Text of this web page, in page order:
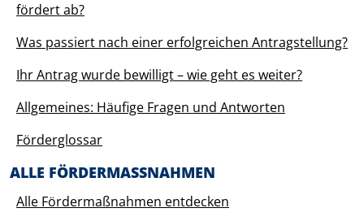
fördert ab?
Was passiert nach einer erfolgreichen Antragstellung?
Ihr Antrag wurde bewilligt – wie geht es weiter?
Allgemeines: Häufige Fragen und Antworten
Förderglossar
ALLE FÖRDERMASSNAHMEN
Alle Fördermaßnahmen entdecken